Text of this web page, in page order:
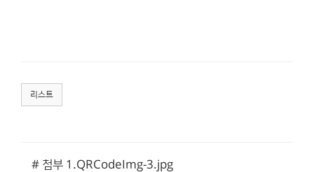
리스트
# 첨부 1.QRCodeImg-3.jpg